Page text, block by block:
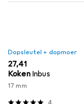
Dopsleutel + dopmoer
EUR
27,41
Koken Inbus
17 mm